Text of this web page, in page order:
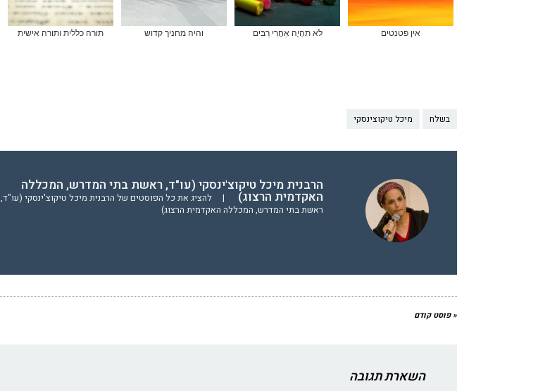
אין פטנטים לֹא תִהְיֶה אַחֲרֵי רַבִּים והיה מחניך קדוש תורה כללית ותורה אישית
בשלח מיכל טיקוצינסקי
הרבנית מיכל טיקוצ'ינסקי (עו"ד, ראשת בתי המדרש, המכללה
האקדמית הרצוג) |
להציג את כל הפוסטים של הרבנית מיכל טיקוצ'ינסקי (עו"ד,
ראשת בתי המדרש, המכללה האקדמית הרצוג)
« פוסט קודם
השארת תגובה